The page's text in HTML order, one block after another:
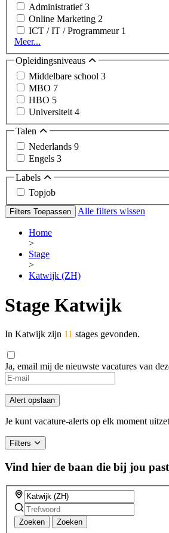
Administratief3
Online Marketing 2
ICT / IT / Programmeur 1
Meer...
Opleidingsniveaus
Middelbare school 3
MBO 7
HBO 5
Universiteit 4
Talen
Nederlands 9
Engels 3
Labels
Topjob
Filters Toepassen Alle filters wissen
Home
>
Stage
>
Katwijk (ZH)
Stage Katwijk
In Katwijk zijn 11 stages gevonden.
Ja, email mij de nieuwste vacatures van
Alert opslaan
Je kunt vacature-alerts op elk moment
Filters
Vind hier de baan die bij jou past
Zoeken Zoeken